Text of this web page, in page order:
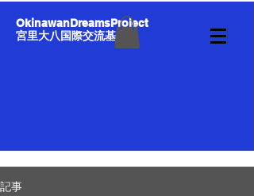
OkinawanDreamsProject
宮里大八国際交流基金
記事